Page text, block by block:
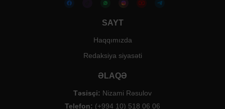
SAYT
Haqqımızda
Redaksiya siyasəti
ƏLAQƏ
Təsisçi: Nizami Rəsulov
Telefon: (+994 10) 518 06 06